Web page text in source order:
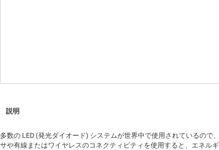
多数の LED (発光ダイオード) システムが世界中で使用されているの
サや有線またはワイヤレスのコネクティビティを使用すると、エネル